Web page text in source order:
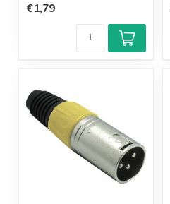
€1,79